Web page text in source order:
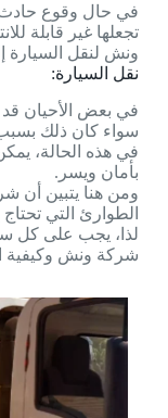
في حال وقوع
تجعلها غير قابلة
ونش لنقل السيارة
نقل السيارة:
في بعض الأحيان قد
سواء كان ذلك بسبب
في هذه الحالة،
بأمان ويسر.
ومن هنا يتبين أن
الطوارئ التي
لذا، يجب على كل
شركة ونش وكيفية